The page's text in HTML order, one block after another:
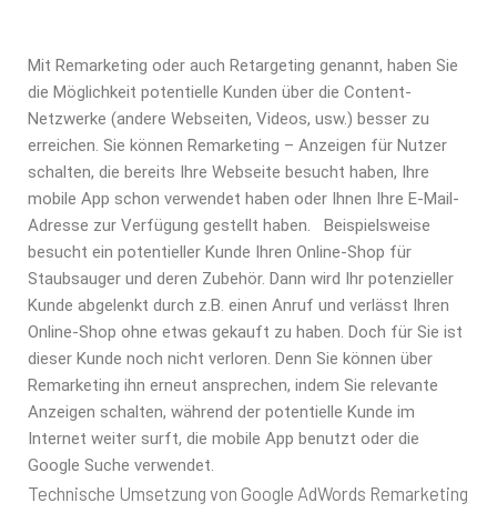
Mit Remarketing oder auch Retargeting genannt, haben Sie
die Möglichkeit potentielle Kunden über die Content-
Netzwerke (andere Webseiten, Videos, usw.) besser zu
erreichen. Sie können Remarketing – Anzeigen für Nutzer
schalten, die bereits Ihre Webseite besucht haben, Ihre
mobile App schon verwendet haben oder Ihnen Ihre E-Mail-
Adresse zur Verfügung gestellt haben.
Beispielsweise
besucht ein potentieller Kunde Ihren Online-Shop für
Staubsauger und deren Zubehör. Dann wird Ihr potenzieller
Kunde abgelenkt durch z.B. einen Anruf und verlässt Ihren
Online-Shop ohne etwas gekauft zu haben. Doch für Sie ist
dieser Kunde noch nicht verloren. Denn Sie können über
Remarketing ihn erneut ansprechen, indem Sie relevante
Anzeigen schalten, während der potentielle Kunde im
Internet weiter surft, die mobile App benutzt oder die
Google Suche verwendet.
Technische Umsetzung von Google AdWords Remarketing